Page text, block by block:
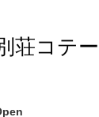
荘コテ